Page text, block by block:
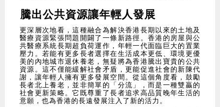
騰出公共資源讓年輕人發展
更深層次地看，這種融合為解決香港長期以來的土地及
醫療資源緊張問題開闢了一條新路徑。香港的房屋與公
共醫療系統長期超負荷運作，年輕一代面臨巨大的置業
壓力。若能有更多長者選擇在生活成本更低、環境更優
美的內地城市退休養老，無疑將為香港騰出寶貴的公共
資源。這不僅能緩解社會矛盾，更能促進社會的新陳代
謝，讓年輕人擁有更多發展空間。從這個角度看，鼓勵
長者北上養老，並非簡單的「分流」，而是一種雙贏的
社會更新策略。它既尊重了長者追求高品質晚年生活的
意願，也為香港的長遠發展注入了新的活力。